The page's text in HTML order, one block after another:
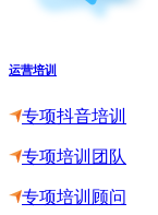
运营培训
专项抖音培训
专项培训团队
专项培训顾问